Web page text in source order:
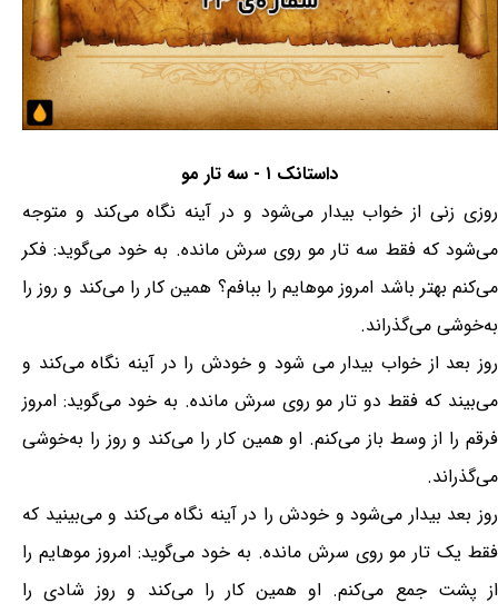
داستانک ۱ - سه تار مو
روزی زنی از خواب بیدار می‌شود و در آینه نگاه می‌کند و متوجه
می‌شود که فقط سه تار مو روی سرش مانده. به خود می‌گوید: فکر
می‌کنم بهتر باشد امروز موهایم را ببافم؟ همین کار را می‌کند و روز را
به‌خوشی می‌گذراند.
روز بعد از خواب بیدار می شود و خودش را در آینه نگاه می‌کند و
می‌بیند که فقط دو تار مو روی سرش مانده. به خود می‌گوید: امروز
فرقم را از وسط باز می‌کنم. او همین کار را می‌کند و روز را به‌خوشی
می‌گذراند.
روز بعد بیدار می‌شود و خودش را در آینه نگاه می‌کند و می‌بینید که
فقط یک تار مو روی سرش مانده. به خود می‌گوید: امروز موهایم را
از پشت جمع می‌کنم. او همین کار را می‌کند و روز شادی را